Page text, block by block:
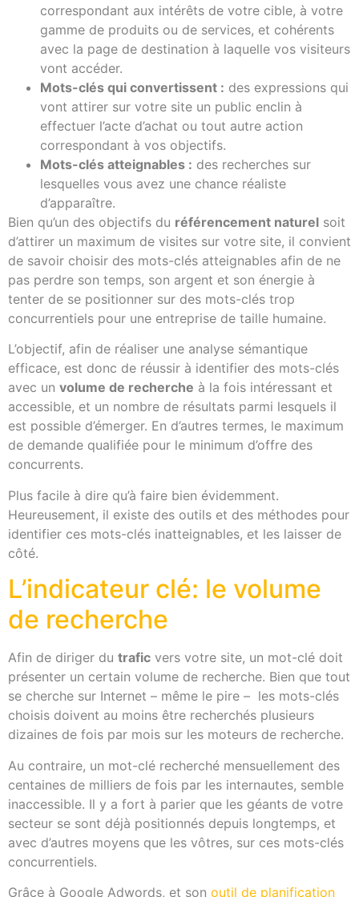
correspondant aux intérêts de votre cible, à votre
gamme de produits ou de services, et cohérents
avec la page de destination à laquelle vos visiteurs
vont accéder.
Mots-clés qui convertissent : des expressions qui
vont attirer sur votre site un public enclin à
effectuer l’acte d’achat ou tout autre action
correspondant à vos objectifs.
Mots-clés atteignables : des recherches sur
lesquelles vous avez une chance réaliste
d’apparaître.
Bien qu’un des objectifs du référencement naturel soit
d’attirer un maximum de visites sur votre site, il convient
de savoir choisir des mots-clés atteignables afin de ne
pas perdre son temps, son argent et son énergie à
tenter de se positionner sur des mots-clés trop
concurrentiels pour une entreprise de taille humaine.
L’objectif, afin de réaliser une analyse sémantique
efficace, est donc de réussir à identifier des mots-clés
avec un volume de recherche à la fois intéressant et
accessible, et un nombre de résultats parmi lesquels il
est possible d’émerger. En d’autres termes, le maximum
de demande qualifiée pour le minimum d’offre des
concurrents.
Plus facile à dire qu’à faire bien évidemment.
Heureusement, il existe des outils et des méthodes pour
identifier ces mots-clés inatteignables, et les laisser de
côté.
L’indicateur clé: le volume
de recherche
Afin de diriger du trafic vers votre site, un mot-clé doit
présenter un certain volume de recherche. Bien que tout
se cherche sur Internet – même le pire – les mots-clés
choisis doivent au moins être recherchés plusieurs
dizaines de fois par mois sur les moteurs de recherche.
Au contraire, un mot-clé recherché mensuellement des
centaines de milliers de fois par les internautes, semble
inaccessible. Il y a fort à parier que les géants de votre
secteur se sont déjà positionnés depuis longtemps, et
avec d’autres moyens que les vôtres, sur ces mots-clés
concurrentiels.
Grâce à Google Adwords, et son outil de planification